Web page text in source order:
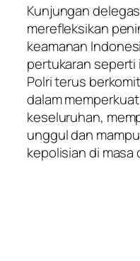
Kunjungan
merefleksikan
keamanan
pertukaran seperti
Polri terus
dalam
keseluruhan,
unggul dan
kepolisian di masa